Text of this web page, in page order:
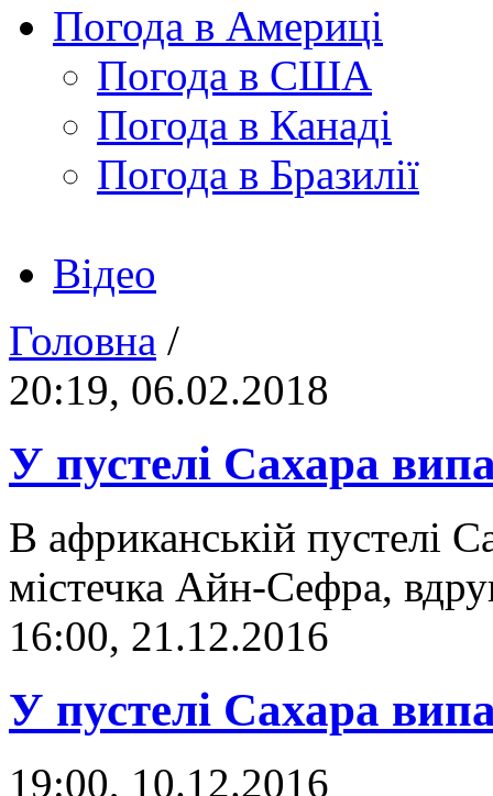
Погода в Америці
Погода в США
Погода в Канаді
Погода в Бразилії
Відео
Головна /
20:19, 06.02.2018
У пустелі Сахара
В африканській пустелі
містечка Айн-Сефра,
16:00, 21.12.2016
У пустелі Сахара
19:00, 10.12.2016